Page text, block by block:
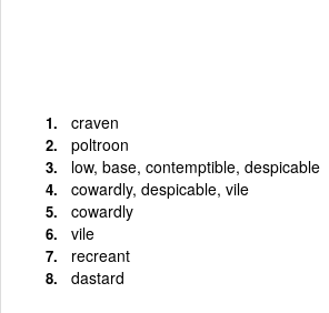
craven
poltroon
low, base, contemptible, despicable
cowardly, despicable, vile
cowardly
vile
recreant
dastard